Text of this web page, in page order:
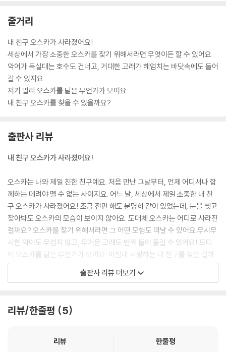
줄거리
내 친구 오스카가 사라졌어요!
세상에서 가장 소중한 오스카를 찾기 위해서라면 무엇이든 할 수 있어요.
악어가 득실대는 호수도 건너고, 거대한 고래가 헤엄치는 바닷속에도 들어
갈 수 있지요.
저기 멀리 오스카를 닮은 무언가가 보여요.
내 친구 오스카를 찾을 수 있을까요?
출판사 리뷰
내 친구 오스카가 사라졌어요!
오스카는 나와 제일 친한 친구예요. 처음 만난 그날부터, 언제 어디서나 함
께하는 떼려야 뗄 수 없는 사이지요. 어느 날, 세상에서 제일 소중한 내 친
구 오스카가 사라졌어요! 조금 전만 해도 분명히 같이 있었는데, 눈을 씻고
찾아봐도 오스카의 모습이 보이지 않아요. 도대체 오스카는 어디로 사라진
걸까요? 오스카를 찾기 위해서라면 그 어떤 모험도 떠날 수 있어요.무시무
시한 악어도 무섭지 않고, 무거운 고래도 번쩍 들어 옮길 수 있어요! 드디
어 오스카를 닮은 무언가가 보여요. 마침내 사랑하는 내 친구를 찾은 걸까
요?
함께하는 친구이지요. ‘상상 친구’는 유아발달의 자연스러운 특징 중 하나
현하는 법도 배우며 아이는 상상력을 무럭무럭 키웁니다. 아이의 상상이
출판사 리뷰 더보기
리뷰/한줄평 5
리뷰
한줄평